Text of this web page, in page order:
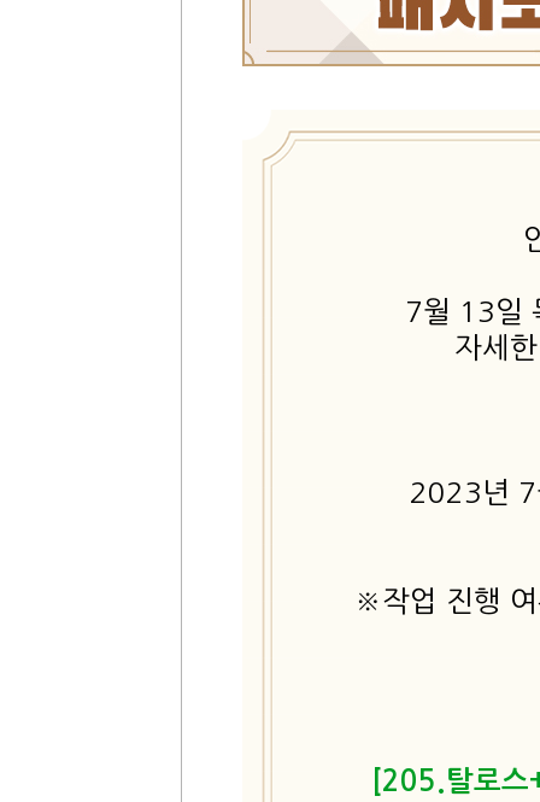
7월 13일
자세
2023년
※작업 진행 여
[205.탈로